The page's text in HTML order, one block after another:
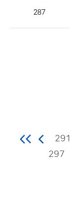
287
291
297